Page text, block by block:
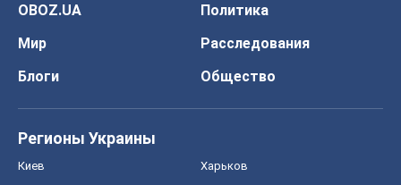
OBOZ.UA
Политика
Мир
Расследования
Блоги
Общество
Регионы Украины
Киев Харьков